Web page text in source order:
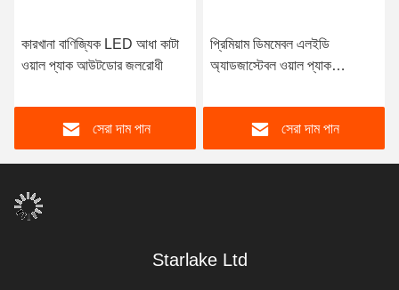
কারখানা বাণিজ্যিক LED আধা কাটা
ওয়াল প্যাক আউটডোর জলরোধী
সেরা দাম পান
প্রিমিয়াম ডিমমেবল এলইডি
অ্যাডজাস্টেবল ওয়াল প্যাক
ডাস্টপ্রুফ
সেরা দাম পান
Starlake Ltd